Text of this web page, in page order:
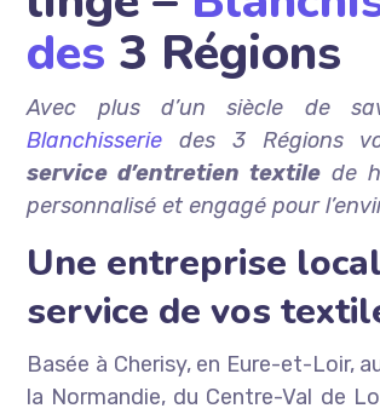
des 3 Régions
Avec plus d’un siècle de
Blanchisserie des 3 Régions
service d’entretien textile de
personnalisé et engagé pour
Une entreprise
service de vos
Basée à Cherisy, en Eure-et-Loir,
la Normandie, du Centre-Val de